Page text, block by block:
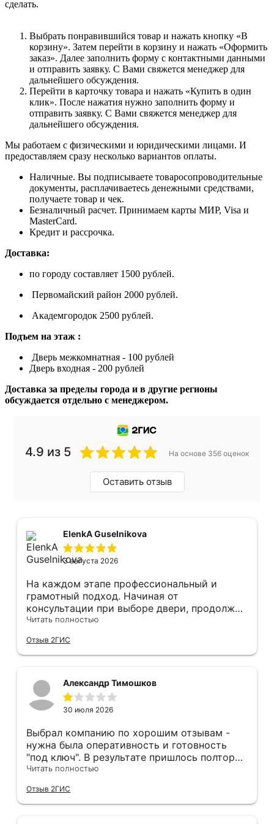
сделать.
Выбрать понравившийся товар и нажать кнопку «В
корзину». Затем перейти в корзину и нажать «Оформить
заказ». Далее заполнить форму с контактными данными
и отправить заявку. С Вами свяжется менеджер для
дальнейшего обсуждения.
Перейти в карточку товара и нажать «Купить в один
клик». После нажатия нужно заполнить форму и
отправить заявку. С Вами свяжется менеджер для
дальнейшего обсуждения.
Мы работаем с физическими и юридическими лицами. И
предоставляем сразу несколько вариантов оплаты.
Наличные. Вы подписываете товаросопроводительные
документы, расплачиваетесь денежными средствами,
получаете товар и чек.
Безналичный расчет. Принимаем карты МИР, Visa и
MasterCard.
Кредит и рассрочка.
Доставка:
по городу составляет 1500 рублей.
Первомайский район 2000 рублей.
Академгородок 2500 рублей.
Подъем на этаж :
Дверь межкомнатная - 100 рублей
Дверь входная - 200 рублей
Доставка за пределы города и в другие регионы
обсуждается отдельно с менеджером.
4.9 из 5 На основе 356 оценок
Оставить отзыв
ElenkA Guselnikova
3 августа 2026
На каждом этапе профессиональный и
грамотный подход. Начиная от
консультации при выборе двери, продолжая
оперативным замером, завершая быстрой и
оформление двери - отдельное спасибо!
Рекомендуем и планируем в дальнейшем, по
Читать полностью
Отзыв 2ГИС
Александр Тимошков
30 июля 2026
Выбрал компанию по хорошим отзывам -
нужна была оперативность и готовность
"под ключ". В результате пришлось полтора
часа потратить на уборку подъезда, так как
"утилизация старой двери" не входит
уборка выломанного деревянного косяка и
Читать полностью
Отзыв 2ГИС